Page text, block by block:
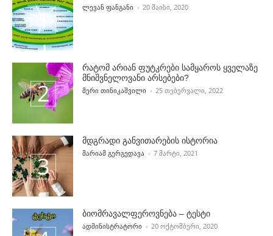
POSTED BY
ᲚᲔᲕᲐᲜ ᲤᲐᲜᲒᲐᲜᲘ 20 ᲛᲐᲘᲡᲘ, 2020
რატომ არიან ფუტკრები სამყაროს ყველაზე
მნიშვნელოვანი არსებები?
POSTED BY
ᲛᲔᲠᲘ ᲗᲘᲜᲘᲙᲐᲨᲕᲘᲚᲘ 25 ᲗᲔᲑᲔᲠᲕᲐᲚᲘ, 2022
მდგრადი განვითარების ისტორია
POSTED BY
ᲛᲐᲠᲘᲐᲛ ᲒᲔᲠᲒᲔᲓᲐᲕᲐ 7 ᲛᲐᲠᲢᲘ, 2021
ბიომრავალფეროვნება – ტესტი
POSTED BY
ᲐᲓᲛᲘᲜᲘᲡᲢᲠᲐᲢᲝᲠᲘ 20 ᲝᲥᲢᲝᲛᲑᲔᲠᲘ, 2020